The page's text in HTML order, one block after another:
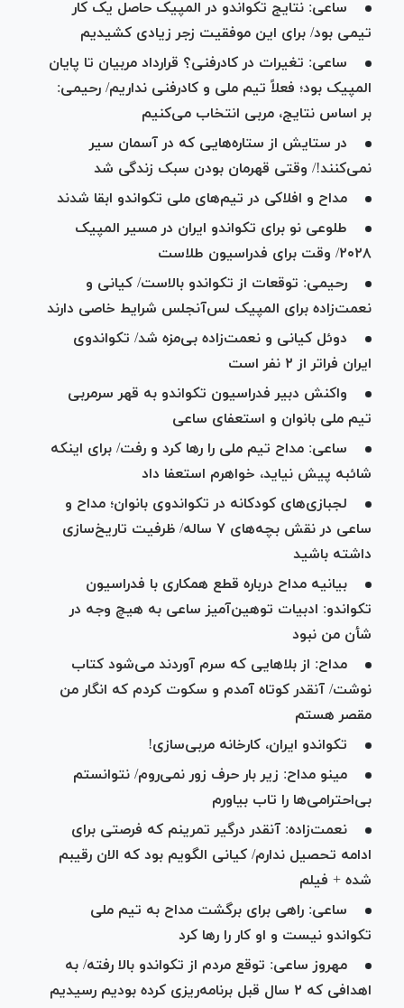
ساعی: نتایج تکواندو در المپیک حاصل یک کار
تیمی بود/ برای این موفقیت زجر زیادی کشیدیم
ساعی: تغیرات در کادرفنی؟ قرارداد مربیان تا پایان
المپیک بود؛ فعلاً تیم ملی و کادرفنی نداریم/ رحیمی:
بر اساس نتایج، مربی انتخاب می‌کنیم
در ستایش از ستاره‌هایی که در آسمان سیر
نمی‌کنند!/ وقتی قهرمان بودن سبک زندگی شد
مداح و افلاکی در تیم‌های ملی تکواندو ابقا شدند
طلوعی نو برای تکواندو ایران در مسیر المپیک
۲۰۲۸/ وقت برای فدراسیون طلاست
رحیمی: توقعات از تکواندو بالاست/ کیانی و
نعمت‌زاده برای المپیک لس‌آنجلس شرایط خاصی دارند
دوئل کیانی و نعمت‌زاده بی‌مزه شد/ تکواندوی
ایران فراتر از ۲ نفر است
واکنش دبیر فدراسیون تکواندو به قهر سرمربی
تیم ملی بانوان و استعفای ساعی
ساعی: مداح تیم ملی را رها کرد و رفت/ برای اینکه
شائبه پیش نیاید، خواهرم استعفا داد
لجبازی‌های کودکانه در تکواندوی بانوان؛ مداح و
ساعی در نقش بچه‌های ۷ ساله/ ظرفیت تاریخ‌سازی
داشته باشید
بیانیه مداح درباره قطع همکاری با فدراسیون
تکواندو: ادبیات توهین‌آمیز ساعی به هیچ وجه در
شأن من نبود
مداح: از بلا‌هایی که سرم آوردند می‌شود کتاب
نوشت/ آنقدر کوتاه آمدم و سکوت کردم که انگار من
مقصر هستم
تکواندو ایران، کارخانه مربی‌سازی!
مینو مداح: زیر بار حرف زور نمی‌روم/ نتوانستم
بی‌احترامی‌ها را تاب بیاورم
نعمت‌زاده: آنقدر درگیر تمرینم که فرصتی برای
ادامه تحصیل ندارم/ کیانی الگویم بود که الان رقیبم
شده + فیلم
ساعی: راهی برای برگشت مداح به تیم ملی
تکواندو نیست و او کار را رها کرد
مهروز ساعی: توقع مردم از تکواندو بالا رفته/ به
اهدافی که ۲ سال قبل برنامه‌ریزی کرده بودیم رسیدیم